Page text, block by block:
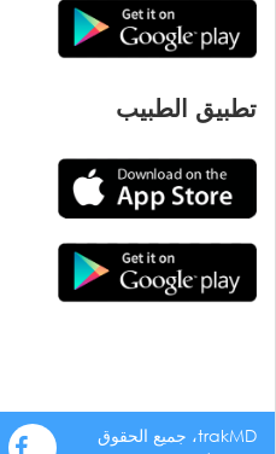
تطبيق الطبيب
trakMD، جميع الحقوق